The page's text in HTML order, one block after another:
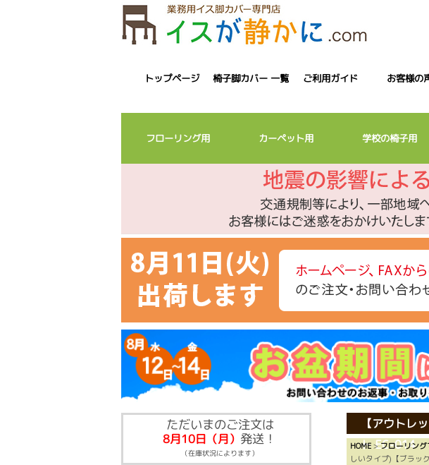
トップページ 椅子脚カバー 一覧 ご利用ガイド お客様の
フローリング用 カーペット用 学校の椅子用
ただいまのご注文は
8月10日（月） 発送！
（在庫状況によります）
【アウトレ
ト EC-014
HOME >フローリン
しいタイプ)【ブラッ